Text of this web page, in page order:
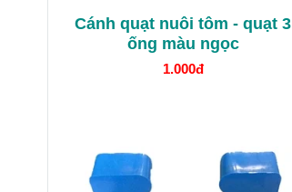
Cánh quạt nuôi tôm - quạt 3
ống màu ngọc
1.000đ